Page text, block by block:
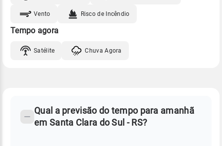
Vento Risco de Incêndio
Tempo agora
Satélite Chuva Agora
Perguntas
Qual a previsão do tempo para amanhã
em Santa Clara do Sul - RS?